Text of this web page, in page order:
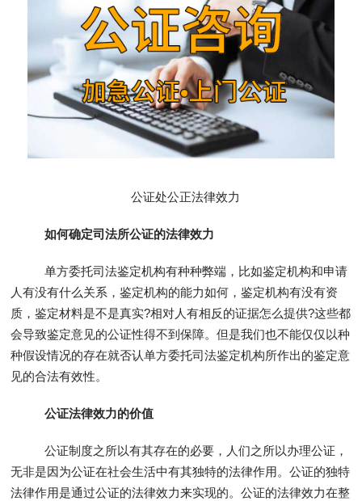
公证处公正法律效力
如何确定司法所公证的法律效力
单方委托司法鉴定机构有种种弊端，比如鉴定机构和申请
人有没有什么关系，鉴定机构的能力如何，鉴定机构有没有资
质，鉴定材料是不是真实?相对人有相反的证据怎么提供?这些都
会导致鉴定意见的公证性得不到保障。但是我们也不能仅仅以种
种假设情况的存在就否认单方委托司法鉴定机构所作出的鉴定意
见的合法有效性。
公证法律效力的价值
公证制度之所以有其存在的必要，人们之所以办理公证，
无非是因为公证在社会生活中有其独特的法律作用。公证的独特
法律作用是通过公证的法律效力来实现的。公证的法律效力在整